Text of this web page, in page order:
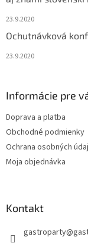
23.9.2020
Ochutnávková
23.9.2020
Informácie pre
Doprava a platba
Obchodné podmienky
Ochrana osobných
Moja objednávka
Kontakt
gastroparty@